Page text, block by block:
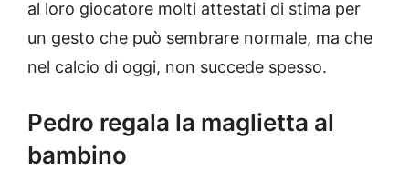
al loro giocatore molti attestati di stima per
un gesto che può sembrare normale, ma che
nel calcio di oggi, non succede spesso.
Pedro regala la maglietta al
bambino